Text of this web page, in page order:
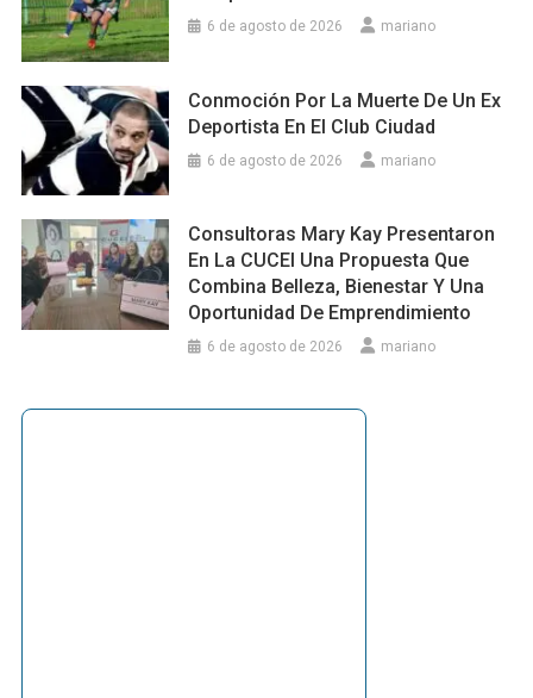
6 de agosto de 2026 mariano
Conmoción Por La Muerte De Un Ex
Deportista En El Club Ciudad
6 de agosto de 2026 mariano
Consultoras Mary Kay Presentaron
En La CUCEI Una Propuesta Que
Combina Belleza, Bienestar Y Una
Oportunidad De Emprendimiento
6 de agosto de 2026 mariano